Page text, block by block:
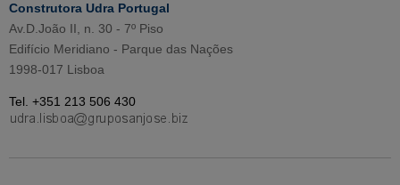
Construtora Udra Portugal
Av.D.João II, n. 30 - 7º Piso
Edifício Meridiano - Parque das Nações
1998-017 Lisboa
Tel. +351 213 506 430